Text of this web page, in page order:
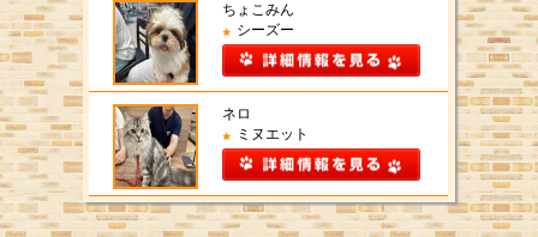
ちょこみん
シーズー
ネロ
ミヌエット